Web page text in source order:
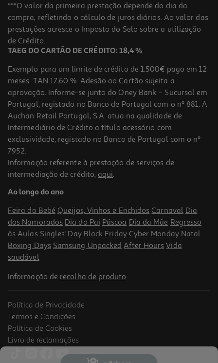
***O valor da primeira prestação depende do dia da
compra, refletindo o cálculo de juros diários. Ao valor das
prestações acresce o Imposto do Selo sobre a utilização
de Crédito.
TAEG DO CARTÃO DE CRÉDITO: 18,4 %
Exemplo para um limite de crédito de 1.500€ pago em 12
meses. TAN 17,60 %. Adesão ao Cartão sujeita a
aprovação. Informe-se junto do Oney Bank – Sucursal em
Portugal, registado no Banco de Portugal com o nº 881. A
Auchan Retail Portugal, S.A. atua na qualidade de
Intermediário de Crédito a título acessório com
exclusividade, registado no Banco de Portugal com o nº
7952.
Informação referente à prestação de serviços de
intermediação de crédito, aqui.
Ao longo do ano
Feira do Bebé Queijos, Vinhos e Enchidos Carnaval Dia
dos Namorados Dia do Pai Páscoa Dia da Mãe Regresso
às Aulas Singles' Day Black Friday Cyber Monday Natal
Boxing Days Samsung Unpacked After Hours Vida
saudável
Informação de recolha de produto.
Política de Privacidade
Termos e Condições
Política de Cookies
Livro de reclamações